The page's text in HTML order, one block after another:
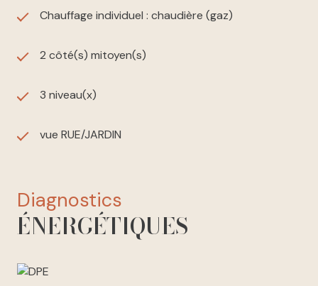
Chauffage individuel : chaudière (gaz)
2 côté(s) mitoyen(s)
3 niveau(x)
vue RUE/JARDIN
diagnostics
ÉNERGÉTIQUES